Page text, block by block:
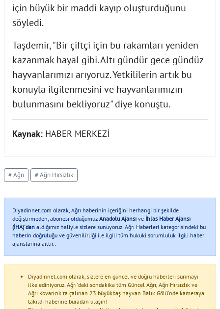
için büyük bir maddi kayıp oluşturduğunu
söyledi.
Taşdemir, "Bir çiftçi için bu rakamları yeniden
kazanmak hayal gibi. Altı gündür gece gündüz
hayvanlarımızı arıyoruz. Yetkililerin artık bu
konuyla ilgilenmesini ve hayvanlarımızın
bulunmasını bekliyoruz" diye konuştu.
Kaynak: HABER MERKEZİ
# Ağrı # Ağrı Hırsızlık
Diyadinnet.com olarak, Ağrı haberinin içeriğini herhangi bir şekilde
değiştirmeden, abonesi olduğumuz Anadolu Ajansı ve İhlas Haber Ajansı
(İHA)'dan aldığımız haliyle sizlere sunuyoruz. Ağrı Haberleri kategorisindeki bu
haberin doğruluğu ve güvenilirliği ile ilgili tüm hukuki sorumluluk ilgili haber
ajanslarına aittir..
Diyadinnet.com olarak, sizlere en güncel ve doğru haberleri sunmayı
ilke ediniyoruz. Ağrı'daki sondakika tüm Güncel Ağrı, Ağrı Hırsızlık ve
Ağrı Kovancık'ta çalınan 23 büyükbaş hayvan Balık Gölü'nde kameraya
takıldı haberine buradan ulaşın!